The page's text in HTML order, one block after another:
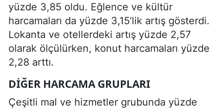
yüzde 3,85 oldu. Eğlence ve kültür
harcamaları da yüzde 3,15’lik artış gösterdi.
Lokanta ve otellerdeki artış yüzde 2,57
olarak ölçülürken, konut harcamaları yüzde
2,28 arttı.
DIĞER HARCAMA GRUPLARI
Çeşitli mal ve hizmetler grubunda yüzde